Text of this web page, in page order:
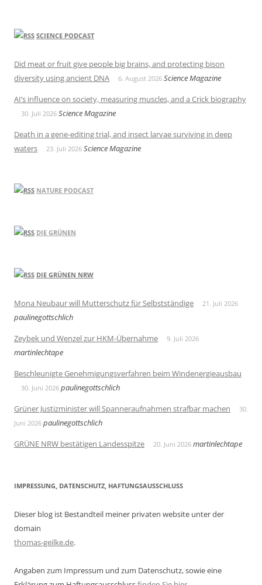
SCIENCE PODCAST
Did meat or fruit give people big brains, and protecting bison
diversity using ancient DNA
6. August 2026 Science Magazine
AI’s influence on society, measuring muscles, and a Crick biography
30. Juli 2026 Science Magazine
Death in a gene-editing trial, and insect larvae surviving in deep
waters
23. Juli 2026 Science Magazine
NATURE PODCAST
DIE GRÜNEN
DIE GRÜNEN NRW
Mona Neubaur will Mutterschutz für Selbstständige 21. Juli 2026
paulinegottschlich
Zeybek und Wenzel zur HKM-Übernahme
9. Juli 2026
martinlechtape
Beschleunigte Genehmigungsverfahren beim Windenergieausbau
30. Juni 2026 paulinegottschlich
Grüner Justizminister will Spanneraufnahmen strafbar machen
30.
Juni 2026 paulinegottschlich
GRÜNE NRW bestätigen Landesspitze
20. Juni 2026 martinlechtape
IMPRESSUNG, DATENSCHUTZ, HAFTUNGSAUSSCHLUSS
Dieser blog ist Bestandteil meiner privaten website unter der
domain
thomas-geilke.de.
Angaben zum Impressum und zum Datenschutz, sowie eine